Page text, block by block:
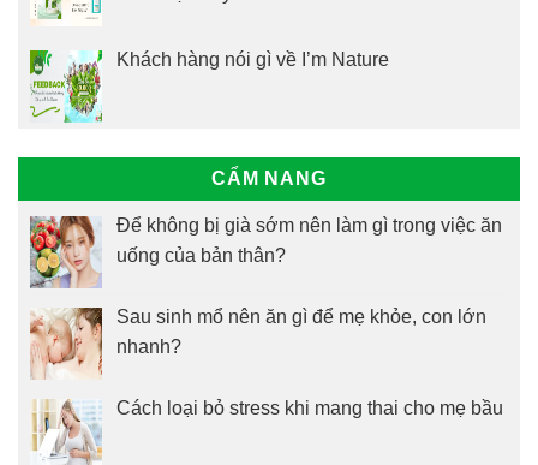
Khách hàng nói gì về I’m Nature
CẨM NANG
Để không bị già sớm nên làm gì trong việc ăn
uống của bản thân?
Sau sinh mổ nên ăn gì để mẹ khỏe, con lớn
nhanh?
Cách loại bỏ stress khi mang thai cho mẹ bầu